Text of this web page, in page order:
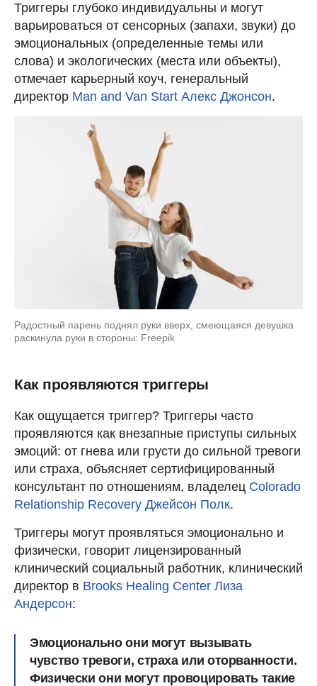
Триггеры глубоко индивидуальны и могут
варьироваться от сенсорных (запахи, звуки) до
эмоциональных (определенные темы или
слова) и экологических (места или объекты),
отмечает карьерный коуч, генеральный
директор Man and Van Start Алекс Джонсон.
Радостный парень поднял руки вверх, смеющаяся девушка
раскинула руки в стороны: Freepik
Как проявляются триггеры
Как ощущается триггер? Триггеры часто
проявляются как внезапные приступы сильных
эмоций: от гнева или грусти до сильной тревоги
или страха, объясняет сертифицированный
консультант по отношениям, владелец Colorado
Relationship Recovery Джейсон Полк.
Триггеры могут проявляться эмоционально и
физически, говорит лицензированный
клинический социальный работник, клинический
директор в Brooks Healing Center Лиза
Андерсон:
Эмоционально они могут вызывать
чувство тревоги, страха или оторванности.
Физически они могут провоцировать такие